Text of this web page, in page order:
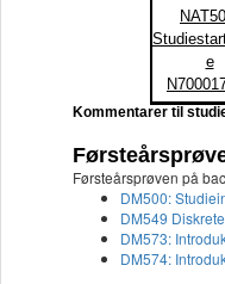
e
Kommentarer til
Førsteårsprøven på
DM500:
DM549
DM573:
DM574: